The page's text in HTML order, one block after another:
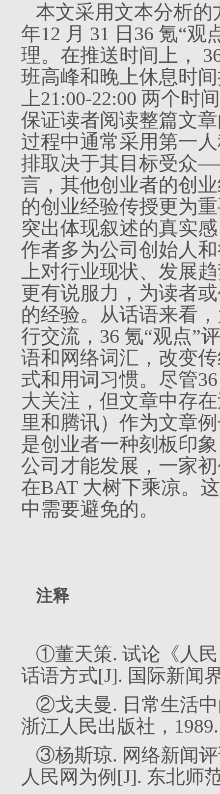
本文采用文本分析的
年12 月 31 日36 氪“
理。在推送时间上，
班高峰和晚上休息时
上21:00-22:00 两个
保证读者阅读整篇文
过程中通常采用第一
排取决于其目标受众
言，其他创业者的创
的创业经验传授更为
突出体现叙述的真实
作者多为公司创始人
上对行业现状、发展
更有说服力，为读者
的经验。从话语来看
行交流，36 氪“观点”
语和网络词汇，改变
式和用词习惯。尽管
大关注，但文章中存
里和腾讯）作为文章
是创业者一种刻板印
公司才能发展，一家
在BAT 大树下乘凉。
中需要避免的。
注释
①董天策. 试论《人
话语方式[J]. 国际新闻
②戈夫曼. 日常生活
浙江人民出版社，1989.
③杨斯琼. 网络新闻
人民网为例[J]. 东北师